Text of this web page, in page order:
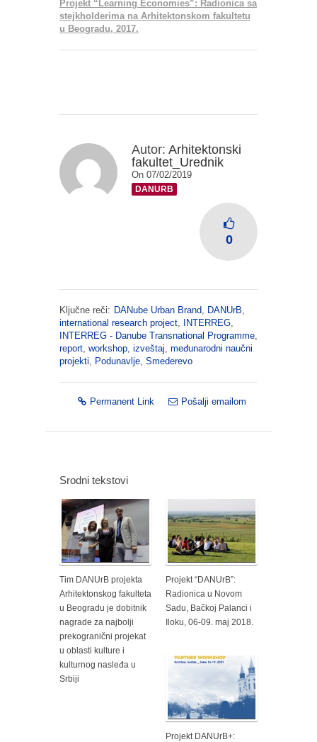
Projekt “Learning Economies”: Radionica sa
stejkholderima na Arhitektonskom fakultetu
u Beogradu, 2017.
Autor: Arhitektonski
fakultet_Urednik
On 07/02/2019
DANURB
0
Ključne reči: DANube Urban Brand DANUrB
international research project INTERREG
INTERREG - Danube Transnational Programme
report workshop izveštaj međunarodni naučni
projekti
Podunavlje Smederevo
Permanent Link Pošalji emailom
Srodni tekstovi
Tim DANUrB projekta
Arhitektonskog fakulteta
u Beogradu je dobitnik
nagrade za najbolji
prekogranični projekat
u oblasti kulture i
kulturnog nasleđa u
Srbiji
Projekt “DANUrB”:
Radionica u Novom
Sadu, Bačkoj Palanci i
Iloku, 06-09. maj 2018.
Projekt DANUrB+: